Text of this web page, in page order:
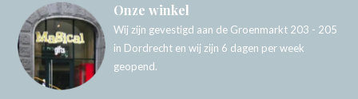
Onze winkel
Wij zijn gevestigd aan de Groenmarkt 203 - 205
in Dordrecht en wij zijn 6 dagen per week
geopend.